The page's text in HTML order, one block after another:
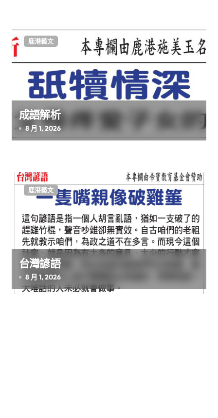
鹿港藝文
成語解析
8 月 1, 2026
鹿港藝文
台灣諺語
8 月 1, 2026